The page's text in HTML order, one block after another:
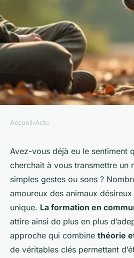
Formation en
animale :
dialoguer avec nos
compagnons
Victoria•8 janvier 2026• 6 min de
Accueil›Actu
Avez-vous déjà eu le sentiment
cherchait à vous transmettre un
simples gestes ou sons ?
amoureux des animaux
unique. La formation en
attire ainsi de plus en plus
approche qui combine théorie
de véritables clés permettant